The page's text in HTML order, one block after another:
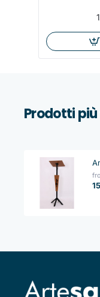
Prodotti